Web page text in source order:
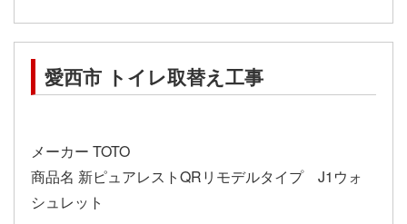
愛西市 トイレ取替え工事
メーカー TOTO
商品名 新ピュアレストQRリモデルタイプ J1ウォ
シュレット